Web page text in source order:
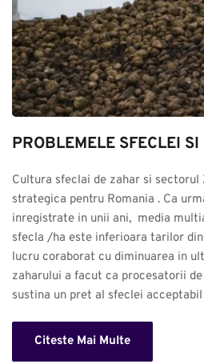
PROBLEMELE SFECLEI
Cultura sfeclai de zahar si
strategica pentru Romania . Ca
inregistrate in unii ani,  media
sfecla /ha este inferioara tarilor din
lucru coraborat cu diminuarea in
zaharului a facut ca procesatorii
sustina un pret al sfeclei
Citeste Mai Multe